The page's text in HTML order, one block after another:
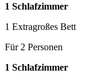
1 Schlafzimmer
1 Extragroßes Bett
Für 2 Personen
1 Schlafzimmer